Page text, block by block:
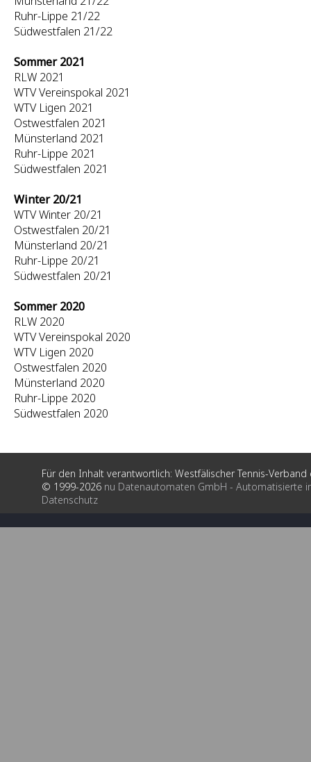
Ruhr-Lippe 21/22
Südwestfalen 21/22
Sommer 2021
RLW 2021
WTV Vereinspokal 2021
WTV Ligen 2021
Ostwestfalen 2021
Münsterland 2021
Ruhr-Lippe 2021
Südwestfalen 2021
Winter 20/21
WTV Winter 20/21
Ostwestfalen 20/21
Münsterland 20/21
Ruhr-Lippe 20/21
Südwestfalen 20/21
Sommer 2020
RLW 2020
WTV Vereinspokal 2020
WTV Ligen 2020
Ostwestfalen 2020
Münsterland 2020
Ruhr-Lippe 2020
Südwestfalen 2020
Für den Inhalt verantwortlich: Westfälischer Tennis-Verband
© 1999-2026 nu Datenautomaten GmbH - Automatisierte
Datenschutz